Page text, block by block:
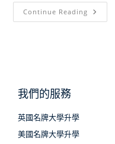
Continue Reading
我們的服務
英國名牌大學升學
美國名牌大學升學